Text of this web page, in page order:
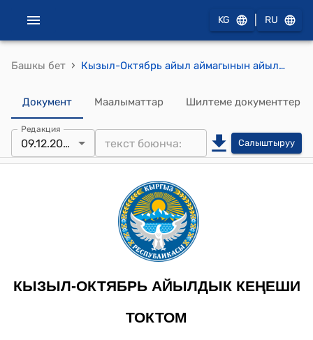
KG RU
Башкы бет › Кызыл-Октябрь айыл аймагынын айылдык кеңешинин 2025-жылдын 9-декабры № 81 Кызыл-Октябрь айыл аймагынын айыл өкмөтүнүн 2025-жылдын IV кварталына карата өзгөртүүлөр жана кыскартуулар жөнүндө токтому
Документ Маалыматтар Шилтеме документтер
Редакция
09.12.2025 Салыштыруу